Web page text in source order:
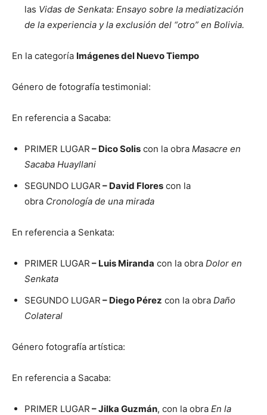
las Vidas de Senkata: Ensayo sobre la mediatización
de la experiencia y la exclusión del “otro” en Bolivia.
En la categoría Imágenes del Nuevo Tiempo
Género de fotografía testimonial:
En referencia a Sacaba:
PRIMER LUGAR – Dico Solis con la obra Masacre en
Sacaba Huayllani
SEGUNDO LUGAR – David Flores con la
obra Cronología de una mirada
En referencia a Senkata:
PRIMER LUGAR – Luis Miranda con la obra Dolor en
Senkata
SEGUNDO LUGAR – Diego Pérez con la obra Daño
Colateral
Género fotografía artística:
En referencia a Sacaba:
PRIMER LUGAR – Jilka Guzmán, con la obra En la